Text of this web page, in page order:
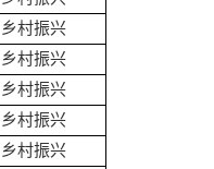
乡村振兴
乡村振兴
乡村振兴
乡村振兴
乡村振兴